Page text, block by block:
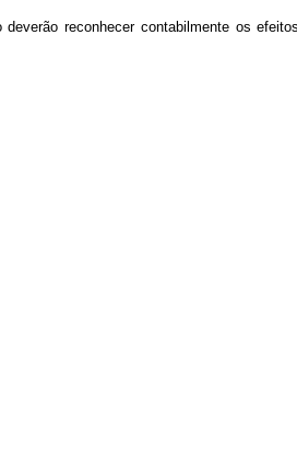
reconhecer contabilmente os